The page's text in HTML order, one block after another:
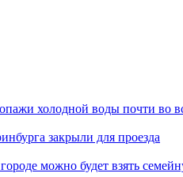
холодной воды почти во
закрыли для проезда
можно будет взять